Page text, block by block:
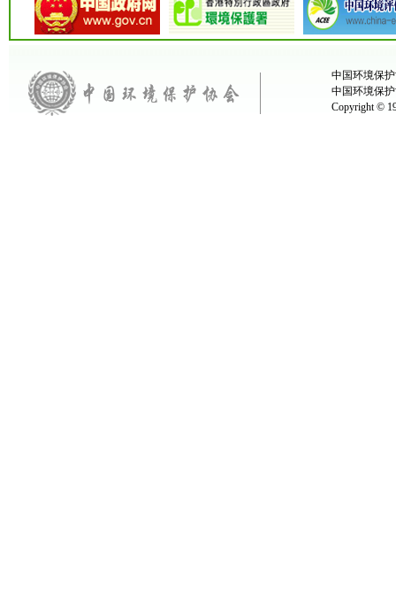
中国环境保
中国环境保
Copyright ©